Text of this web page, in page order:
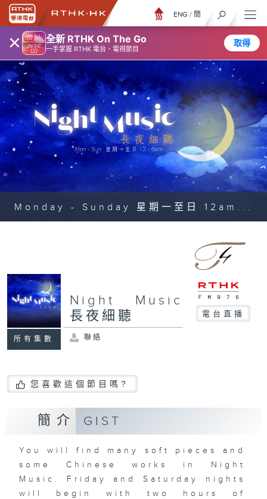
× 全新 RTHK On The Go
一手掌握 RTHK 電台、電視節目
取得
ENG / 簡
Monday - Sunday 星期一至日 12am...
所有集數
Night Music
長夜細聽
電台直播
聯絡
您喜歡這個節目嗎?
簡介 GIST
You will find many soft pieces and
some Chinese works in Night
Music. Friday and Saturday nights
will begin with two hours of